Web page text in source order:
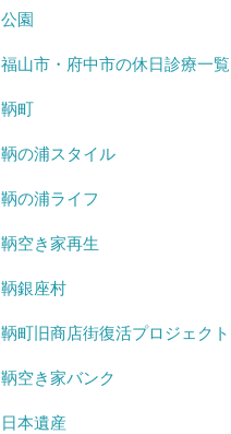
公園
福山市・府中市の休日診療一覧
鞆町
鞆の浦スタイル
鞆の浦ライフ
鞆空き家再生
鞆銀座村
鞆町旧商店街復活プロジェクト
鞆空き家バンク
日本遺産